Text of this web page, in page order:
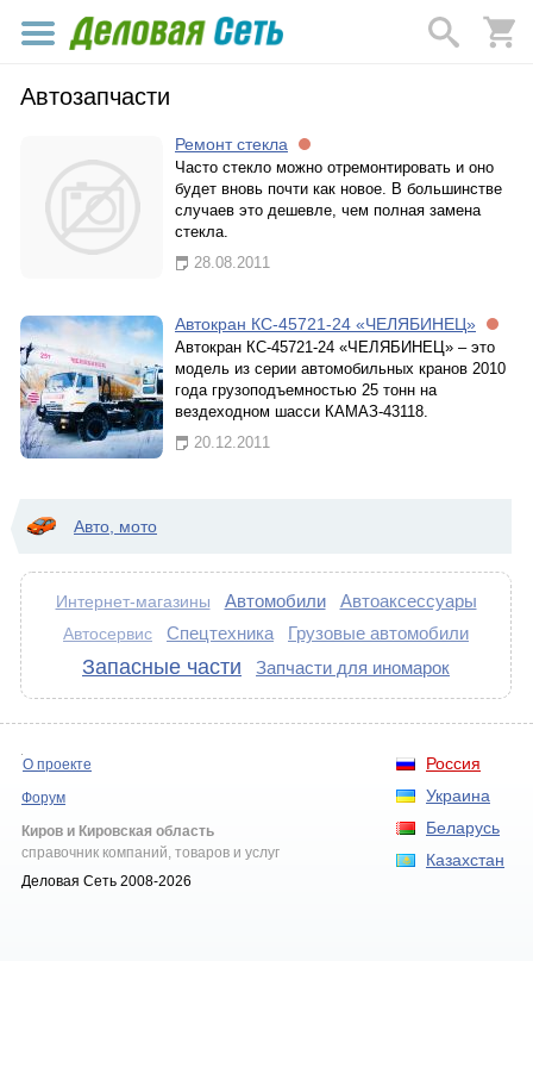
Автозапчасти
Ремонт стекла
Часто стекло можно отремонтировать и оно
будет вновь почти как новое. В большинстве
случаев это дешевле, чем полная замена
стекла.
28.08.2011
Автокран КС-45721-24 «ЧЕЛЯБИНЕЦ»
Автокран КС-45721-24 «ЧЕЛЯБИНЕЦ» – это
модель из серии автомобильных кранов 2010
года грузоподъемностью 25 тонн на
вездеходном шасси КАМАЗ-43118.
20.12.2011
Авто, мото
Интернет-магазины Автомобили Автоаксессуары
Автосервис Спецтехника Грузовые автомобили
Запасные части Запчасти для иномарок
Россия
Украина
Беларусь
Казахстан
О проекте
Форум
Киров и Кировская область
справочник компаний, товаров и услуг
Деловая Сеть 2008-2026